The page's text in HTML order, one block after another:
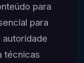
para
para
autoridade
técnicas